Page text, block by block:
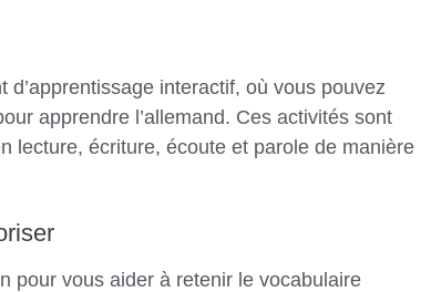
interactif, où vous pouvez
apprendre l’allemand. Ces activités sont
lecture, écriture, écoute et parole de manière
pour vous aider à retenir le vocabulaire